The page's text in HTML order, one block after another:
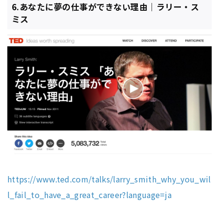
6.あなたに夢の仕事ができない理由｜ラリー・ス
ミス
https://www.ted.com/talks/larry_smith_why_you_wil
l_fail_to_have_a_great_career?language=ja